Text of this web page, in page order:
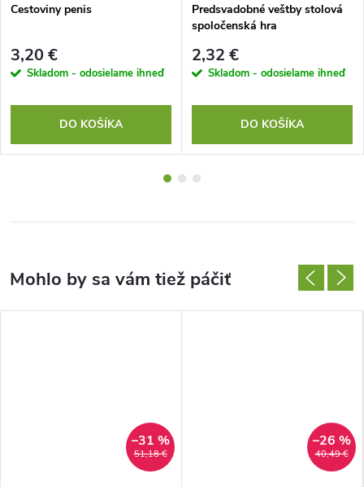
Cestoviny penis
3,20 €
Skladom - odosielame ihneď
DO KOŠÍKA
Predsvadobné veštby stolová
spoločenská hra
2,32 €
Skladom - odosielame ihneď
DO KOŠÍKA
51,18 €
–31 %
40,49 €
–26 %